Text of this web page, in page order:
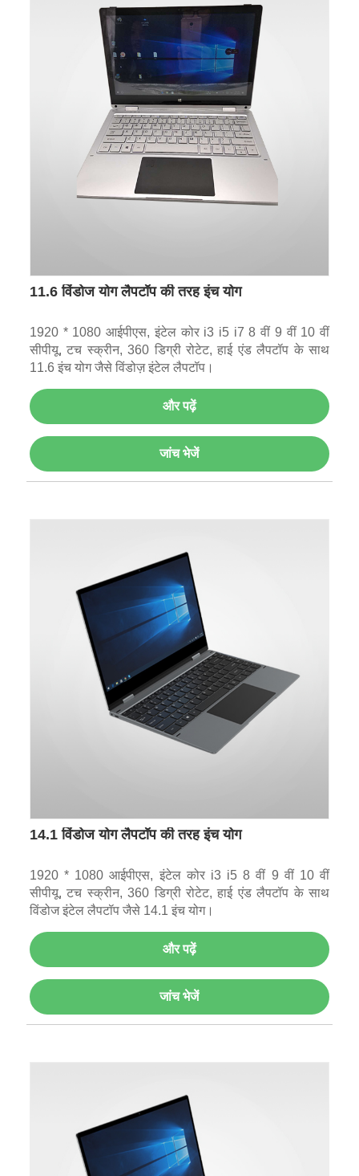
11.6 विंडोज योग लैपटॉप की तरह इंच योग
1920 * 1080 आईपीएस, इंटेल कोर i3 i5 i7 8 वीं 9 वीं 10 वीं
सीपीयू, टच स्क्रीन, 360 डिग्री रोटेट, हाई एंड लैपटॉप के साथ
11.6 इंच योग जैसे विंडोज़ इंटेल लैपटॉप।
और पढ़ें
जांच भेजें
14.1 विंडोज योग लैपटॉप की तरह इंच योग
1920 * 1080 आईपीएस, इंटेल कोर i3 i5 8 वीं 9 वीं 10 वीं
सीपीयू, टच स्क्रीन, 360 डिग्री रोटेट, हाई एंड लैपटॉप के साथ
विंडोज इंटेल लैपटॉप जैसे 14.1 इंच योग।
और पढ़ें
जांच भेजें